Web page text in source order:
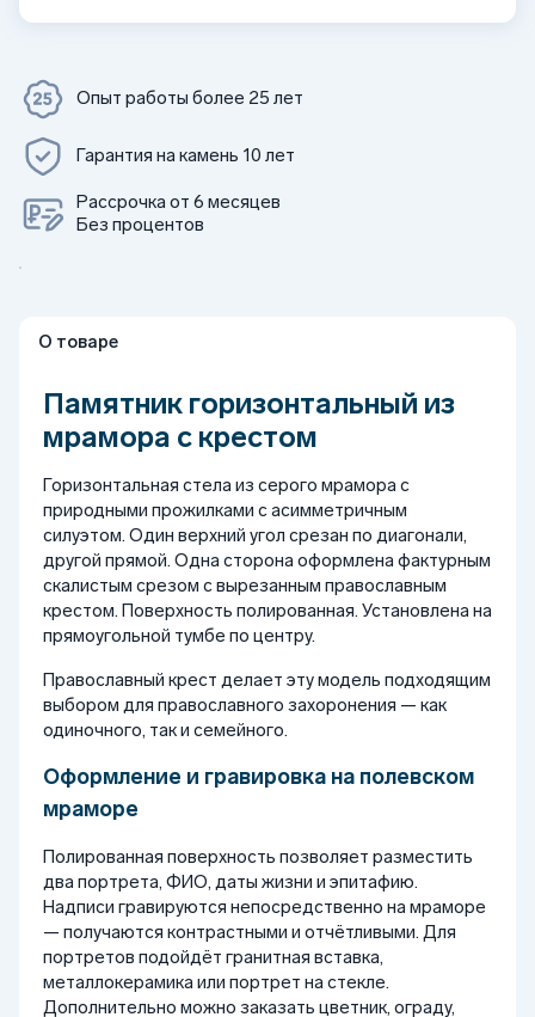
Опыт работы более 25 лет
Гарантия на камень 10 лет
Рассрочка от 6 месяцев
Без процентов
О товаре
Памятник горизонтальный из
мрамора с крестом
Горизонтальная стела из серого мрамора с
природными прожилками с асимметричным
силуэтом. Один верхний угол срезан по диагонали,
другой прямой. Одна сторона оформлена фактурным
скалистым срезом с вырезанным православным
крестом. Поверхность полированная. Установлена на
прямоугольной тумбе по центру.
Православный крест делает эту модель подходящим
выбором для православного захоронения — как
одиночного, так и семейного.
Оформление и гравировка на полевском
мраморе
Полированная поверхность позволяет разместить
два портрета, ФИО, даты жизни и эпитафию.
Надписи гравируются непосредственно на мраморе
— получаются контрастными и отчётливыми. Для
портретов подойдёт гранитная вставка,
металлокерамика или портрет на стекле.
Дополнительно можно заказать цветник, ограду,